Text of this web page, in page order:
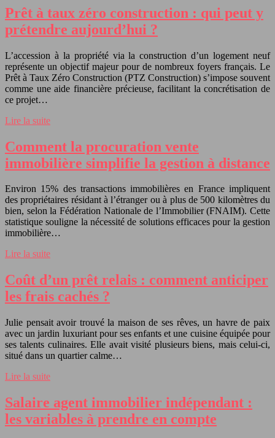
Prêt à taux zéro construction : qui peut y
prétendre aujourd’hui ?
L’accession à la propriété via la construction d’un logement neuf
représente un objectif majeur pour de nombreux foyers français. Le
Prêt à Taux Zéro Construction (PTZ Construction) s’impose souvent
comme une aide financière précieuse, facilitant la concrétisation de
ce projet…
Lire la suite
Comment la procuration vente
immobilière simplifie la gestion à distance
Environ 15% des transactions immobilières en France impliquent
des propriétaires résidant à l’étranger ou à plus de 500 kilomètres du
bien, selon la Fédération Nationale de l’Immobilier (FNAIM). Cette
statistique souligne la nécessité de solutions efficaces pour la gestion
immobilière…
Lire la suite
Coût d’un prêt relais : comment anticiper
les frais cachés ?
Julie pensait avoir trouvé la maison de ses rêves, un havre de paix
avec un jardin luxuriant pour ses enfants et une cuisine équipée pour
ses talents culinaires. Elle avait visité plusieurs biens, mais celui-ci,
situé dans un quartier calme…
Lire la suite
Salaire agent immobilier indépendant :
les variables à prendre en compte